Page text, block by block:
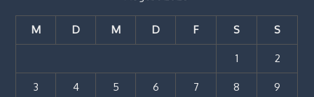
M D M D F S S
1 2
3 4 5 6 7 8 9